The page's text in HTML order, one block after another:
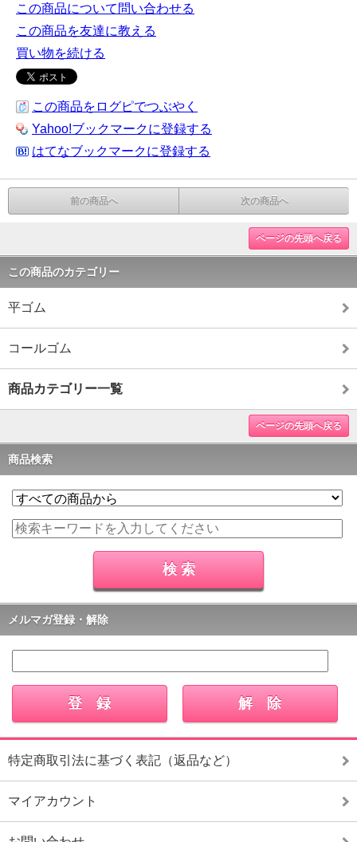
この商品について問い合わせる
この商品を友達に教える
買い物を続ける
この商品をログピでつぶやく
Yahoo!ブックマークに登録する
はてなブックマークに登録する
前の商品へ 次の商品へ
ページの先頭へ戻る
この商品のカテゴリー
平ゴム
コールゴム
商品カテゴリー一覧
ページの先頭へ戻る
商品検索
メルマガ登録・解除
特定商取引法に基づく表記（返品など）
マイアカウント